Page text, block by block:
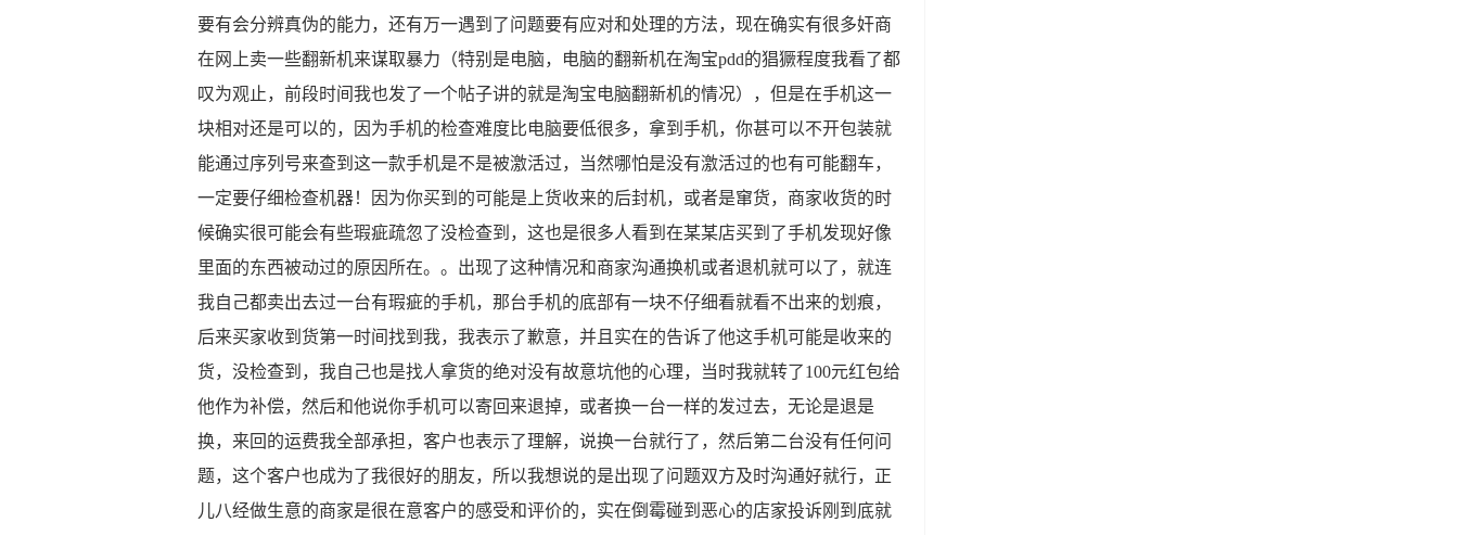
要有会分辨真伪的能力，还有万一遇到了问题要有应对和处理的方法，现在确实有很多奸商
在网上卖一些翻新机来谋取暴力（特别是电脑，电脑的翻新机在淘宝pdd的猖獗程度我看了都
叹为观止，前段时间我也发了一个帖子讲的就是淘宝电脑翻新机的情况），但是在手机这一
块相对还是可以的，因为手机的检查难度比电脑要低很多，拿到手机，你甚可以不开包装就
能通过序列号来查到这一款手机是不是被激活过，当然哪怕是没有激活过的也有可能翻车，
一定要仔细检查机器！因为你买到的可能是上货收来的后封机，或者是窜货，商家收货的时
候确实很可能会有些瑕疵疏忽了没检查到，这也是很多人看到在某某店买到了手机发现好像
里面的东西被动过的原因所在。。出现了这种情况和商家沟通换机或者退机就可以了，就连
我自己都卖出去过一台有瑕疵的手机，那台手机的底部有一块不仔细看就看不出来的划痕，
后来买家收到货第一时间找到我，我表示了歉意，并且实在的告诉了他这手机可能是收来的
货，没检查到，我自己也是找人拿货的绝对没有故意坑他的心理，当时我就转了100元红包给
他作为补偿，然后和他说你手机可以寄回来退掉，或者换一台一样的发过去，无论是退是
换，来回的运费我全部承担，客户也表示了理解，说换一台就行了，然后第二台没有任何问
题，这个客户也成为了我很好的朋友，所以我想说的是出现了问题双方及时沟通好就行，正
儿八经做生意的商家是很在意客户的感受和评价的，实在倒霉碰到恶心的店家投诉刚到底就